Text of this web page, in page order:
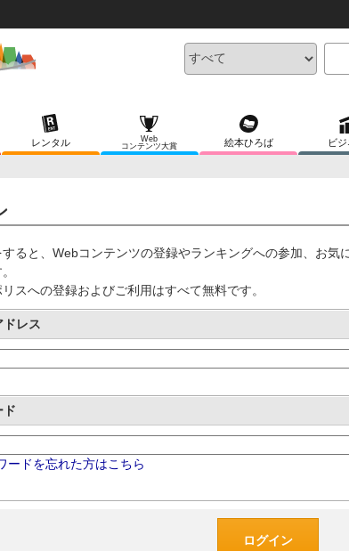
レンタル
Web
コンテンツ大賞
絵本ひろば ビ
すると、Webコンテンツの登録やランキングへの参加、お気
スへの登録およびご利用はすべて無料です。
ドレス
ド
ードを忘れた方はこちら